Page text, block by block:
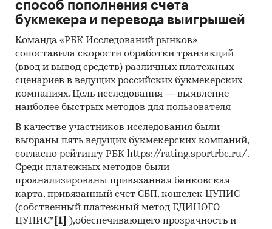
производителей являются ПАО
`НИЖНЕКАМСКШИНА`, АО `ВОЛТАЙР-ПРОМ`.
является Китай (более 80%), ведущий
поставщик шин для квадроциклов - THE
CARLSTAR GROUP KFT
- В импорте наибольшую долю занимает
сегмент middle-priced с долей 45,7%, основные
поставки сегмента из стран: Китай, Тайвань
(Китай), Таиланд. Сегмент high-priced
представлен долей в 12,9% преимущественно
из стран: США, Тайвань (Китай), Турция.
- В 2024 г. 100% продукции российских
экспортеров покупает Турция, крупнейший
покупатель - TANDEM TUTUN MAMULLERI INS
SAN VE TIC A.S.
способ пополнения счета
букмекера и перевода выигрышей
Команда «РБК Исследований рынков»
сопоставила скорости обработки транзакций
(ввод и вывод средств) различных платежных
сценариев в ведущих российских букмекерских
компаниях. Цель исследования — выявление
наиболее быстрых методов для пользователя
В качестве участников исследования были
выбраны пять ведущих букмекерских компаний,
согласно рейтингу РБК https://rating.sportrbc.ru/.
Среди платежных методов были
проанализированы привязанная банковская
карта, привязанный счет СБП, кошелек ЦУПИС
(собственный платежный метод ЕДИНОГО
ЦУПИС* [1]
),обеспечивающего прозрачность и